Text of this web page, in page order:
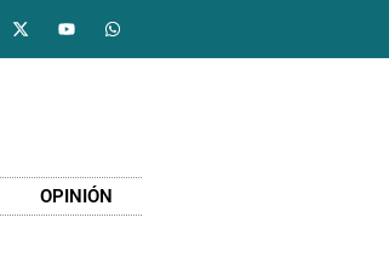
OPINIÓN